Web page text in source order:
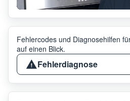
Fehlercodes und Diagnosehilfen
auf einen Blick.
Fehlerdiagnose